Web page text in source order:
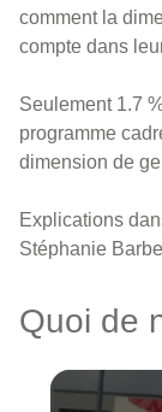
comment la
compte dans
Seulement 1.7
programme
dimension de
Explications
Stéphanie
Quoi de